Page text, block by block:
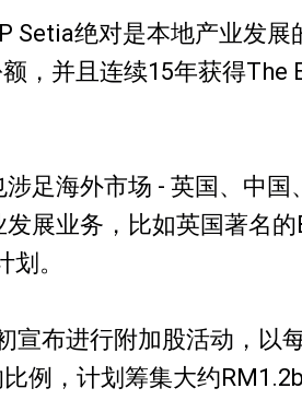
Setia绝对是本地产业发展
，并且连续15年获得The
涉足海外市场 - 英国、中
发展业务，比如英国著名
。
宣布进行附加股活动，以
比例，计划筹集大约